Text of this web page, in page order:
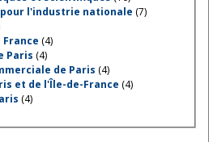
l'industrie nationale (7)
(4)
Paris (4)
de Paris (4)
et de l'Île-de-France (4)
(4)